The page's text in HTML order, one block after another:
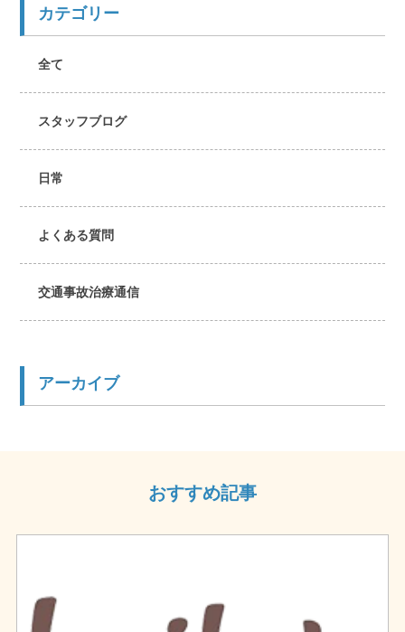
カテゴリー
全て
スタッフブログ
日常
よくある質問
交通事故治療通信
アーカイブ
おすすめ記事